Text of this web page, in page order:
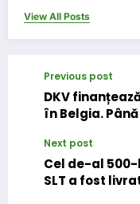
View All Posts
Previous post
DKV
în Belgia.
Next post
Cel de-al
SLT a fost